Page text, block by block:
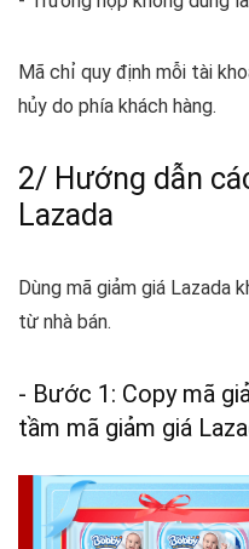
Mã chỉ quy định mỗi tài
hủy do phía khách hàng.
2/ Hướng dẫn
Lazada
Dùng mã giảm giá Lazada
từ nhà bán.
- Bước 1: Copy mã
tầm mã giảm giá